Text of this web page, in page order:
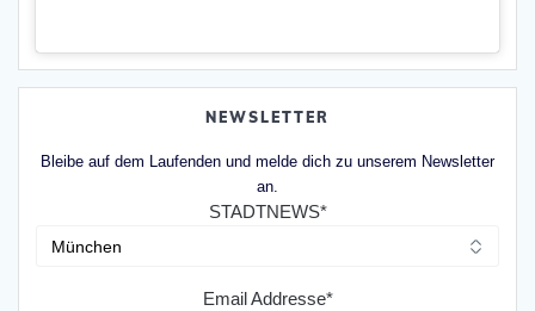
NEWSLETTER
Bleibe auf dem Laufenden und melde dich zu unserem Newsletter
an.
STADTNEWS*
Email Addresse*